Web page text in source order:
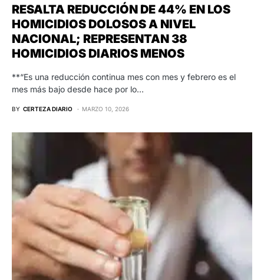
RESALTA REDUCCIÓN DE 44% EN LOS
HOMICIDIOS DOLOSOS A NIVEL
NACIONAL; REPRESENTAN 38
HOMICIDIOS DIARIOS MENOS
**“Es una reducción continua mes con mes y febrero es el
mes más bajo desde hace por lo…
BY CERTEZA DIARIO MARZO 10, 2026